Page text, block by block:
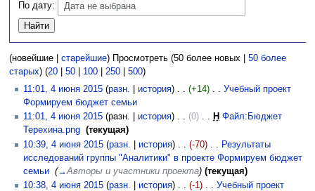
По дату: Дата не выбрана
(новейшие | старейшие) Просмотреть (50 более новых | 50 более
старых) (20| 50| 100| 250| 500)
11:01, 4 июня 2015 (разн. история) (+14)
Учебный проект
Формируем бюджет семьи
11:01, 4 июня 2015 (разн. | история) (0) Н Файл:Бюджет
Терехина.png (текущая)
10:39, 4 июня 2015 (разн. история) (-70)
Результаты
исследований группы "Аналитики" в проекте Формируем бюджет
семьи (→Авторы и участники проекта) (текущая)
10:38, 4 июня 2015 (разн. история) (-1)
Учебный проект